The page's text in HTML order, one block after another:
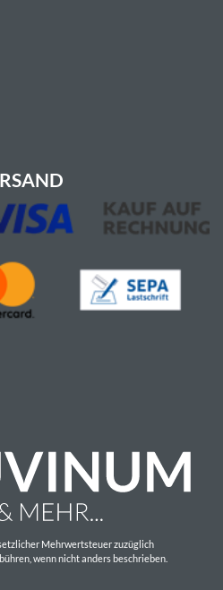
Mehrwertsteuer zuzüglich
wenn nicht anders beschrieben.